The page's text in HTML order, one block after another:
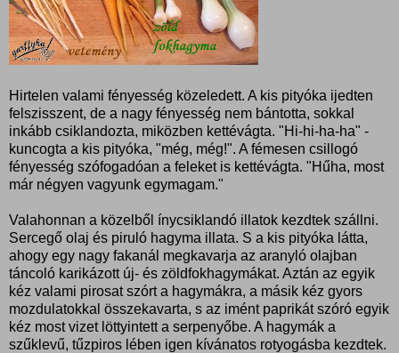
Hirtelen valami fényesség közeledett. A kis pityóka ijedten
felszisszent, de a nagy fényesség nem bántotta, sokkal
inkább csiklandozta, miközben kettévágta. "Hi-hi-ha-ha" -
kuncogta a kis pityóka, "még, még!". A fémesen csillogó
fényesség szófogadóan a feleket is kettévágta. "Hűha, most
már négyen vagyunk egymagam."
Valahonnan a közelből ínycsiklandó illatok kezdtek szállni.
Sercegő olaj és piruló hagyma illata. S a kis pityóka látta,
ahogy egy nagy fakanál megkavarja az aranyló olajban
táncoló karikázott új- és zöldfokhagymákat. Aztán az egyik
kéz valami pirosat szórt a hagymákra, a másik kéz gyors
mozdulatokkal összekavarta, s az imént paprikát szóró egyik
kéz most vizet löttyintett a serpenyőbe. A hagymák a
szűklevű, tűzpiros lében igen kívánatos rotyogásba kezdtek.